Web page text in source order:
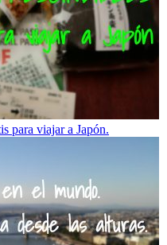
para viajar a Japón.